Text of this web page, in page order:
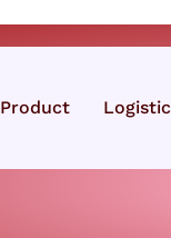
Product Logistic